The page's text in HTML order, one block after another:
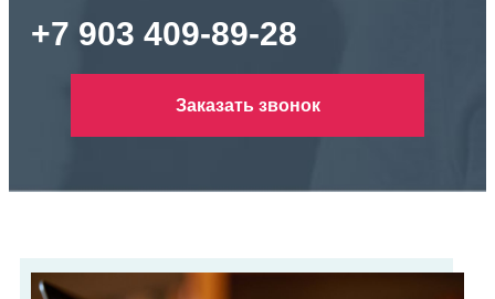
+7 903 409-89-28
Заказать звонок